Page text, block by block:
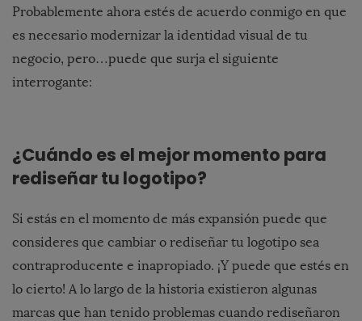
Probablemente ahora estés de acuerdo conmigo en que
es necesario modernizar la identidad visual de tu
negocio, pero…puede que surja el siguiente
interrogante:
¿Cuándo es el mejor momento para
rediseñar tu logotipo?
Si estás en el momento de más expansión puede que
consideres que cambiar o rediseñar tu logotipo sea
contraproducente e inapropiado. ¡Y puede que estés en
lo cierto! A lo largo de la historia existieron algunas
marcas que han tenido problemas cuando rediseñaron